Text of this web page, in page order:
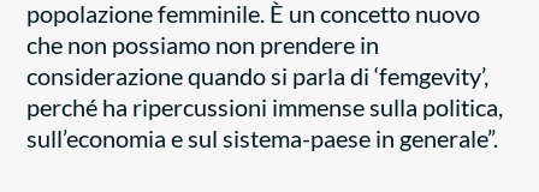
popolazione femminile. È un concetto nuovo
che non possiamo non prendere in
considerazione quando si parla di ‘femgevity’,
perché ha ripercussioni immense sulla politica,
sull’economia e sul sistema-paese in generale”.